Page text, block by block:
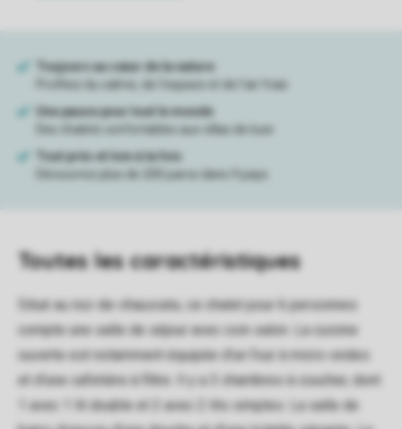
Toutesles caractéristiques
Situé au rez-de-chaussée, ce chalet pour 6 personnes
compte une salle de séjour avec coin salon. La cuisine
ouverte est notamment équipée d'un four à micro-ondes
et d'une cafetière à filtre. Il y a 3 chambres à coucher, dont
1 avec 1 lit double et 2 avec 2 lits simples. La salle de